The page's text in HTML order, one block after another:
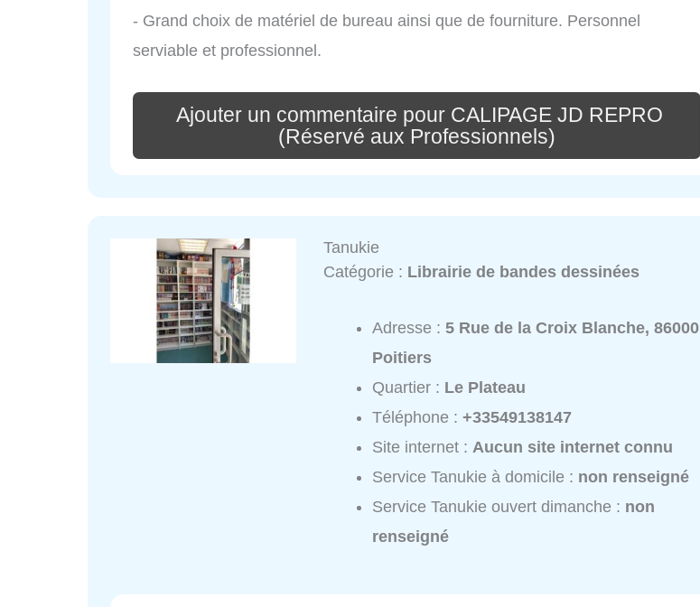
- Grand choix de matériel de bureau ainsi que de fourniture. Personnel
serviable et professionnel.
Ajouter un commentaire pour CALIPAGE JD REPRO
(Réservé aux Professionnels)
Tanukie
Catégorie : Librairie de bandes dessinées
Adresse :5 Rue de la Croix Blanche, 86000
Poitiers
Quartier : Le Plateau
Téléphone :+33549138147
Site internet : Aucun site internet connu
Service Tanukie à domicile : non renseigné
Service Tanukie ouvert dimanche : non
renseigné